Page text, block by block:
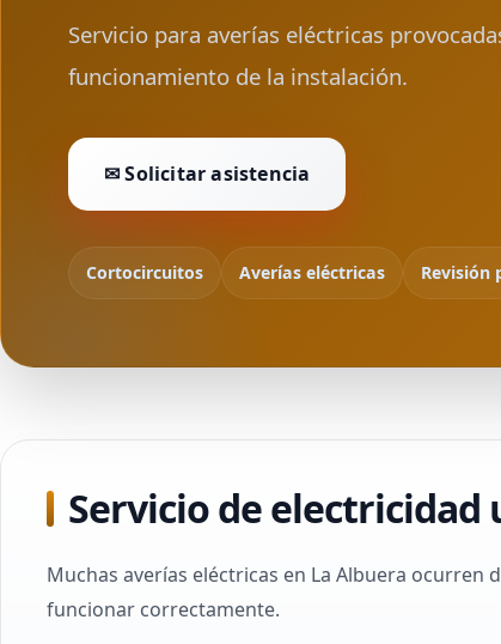
Servicio para averías eléctricas
funcionamiento de la instalación.
✉ Solicitar asistencia
Cortocircuitos Averías eléctricas Revisión
Servicio de electricidad
Muchas averías eléctricas en La Albuera
funcionar correctamente.